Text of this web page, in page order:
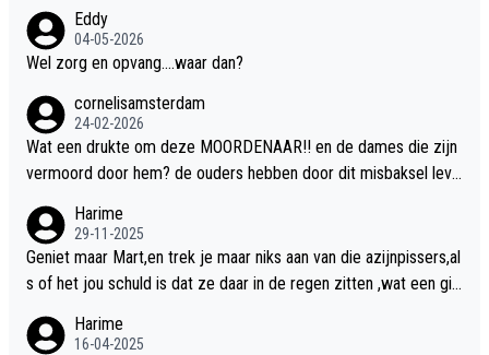
Eddy
04-05-2026
Wel zorg en opvang....waar dan?
cornelisamsterdam
24-02-2026
Wat een drukte om deze MOORDENAAR!! en de dames die zijn
vermoord door hem? de ouders hebben door dit misbaksel leve
t!!
Harime
29-11-2025
Geniet maar Mart,en trek je maar niks aan van die azijnpissers,al
s of het jou schuld is dat ze daar in de regen zitten ,wat een gill
Harime
16-04-2025